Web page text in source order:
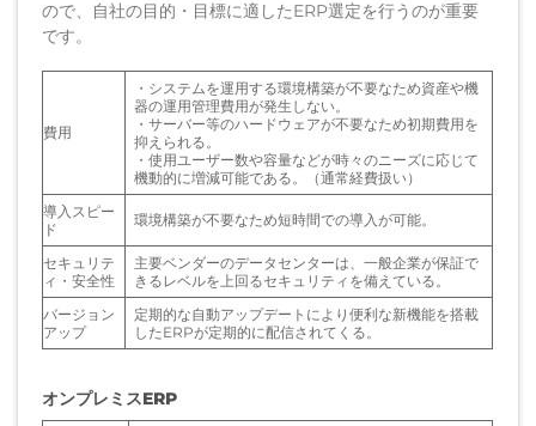
ので、自社の目的・目標に適したERP選定を行うのが重要
です。
費用
・システムを運用する環境構築が不要なため資産や機
器の運用管理費用が発生しない。
・サーバー等のハードウェアが不要なため初期費用を
抑えられる。
・使用ユーザー数や容量などが時々のニーズに応じて
機動的に増減可能である。（通常経費扱い）
導入スピー
ド
環境構築が不要なため短時間での導入が可能。
セキュリテ
ィ・安全性
主要ベンダーのデータセンターは、一般企業が保証で
きるレベルを上回るセキュリティを備えている。
バージョン
アップ
定期的な自動アップデートにより便利な新機能を搭載
したERPが定期的に配信されてくる。
オンプレミスERP